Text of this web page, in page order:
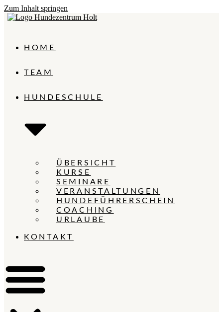
Zum Inhalt springen
HOME
TEAM
HUNDESCHULE
ÜBERSICHT
KURSE
SEMINARE
VERANSTALTUNGEN
HUNDEFÜHRERSCHEIN
COACHING
URLAUBE
KONTAKT